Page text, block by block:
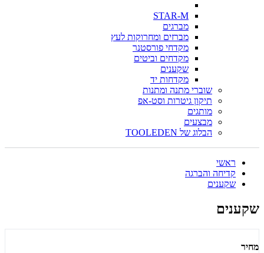
STAR-M
מברגים
מברזים ומחרוקות לעץ
מקדחי פורסטנר
מקדחים וביטים
שקענים
מקדחות יד
שוברי מתנה ומתנות
תיקון גיטרות וסט-אפ
מותגים
מבצעים
הבלוג של TOOLEDEN
ראשי
קדיחה והברגה
שקענים
שקענים
מחיר